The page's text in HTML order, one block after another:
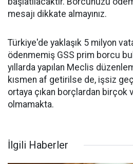
mesajı dikkate almayınız.
Türkiye'de yaklaşık 5 milyon
ödenmemiş GSS prim borcu
yıllarda yapılan Meclis
kısmen af getirilse de, işsiz
ortaya çıkan borçlardan birçok
olmamakta.
İlgili Haberler